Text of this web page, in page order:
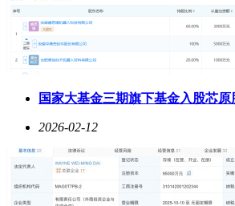
国家大基金三期旗下基金入股芯
2026-02-12